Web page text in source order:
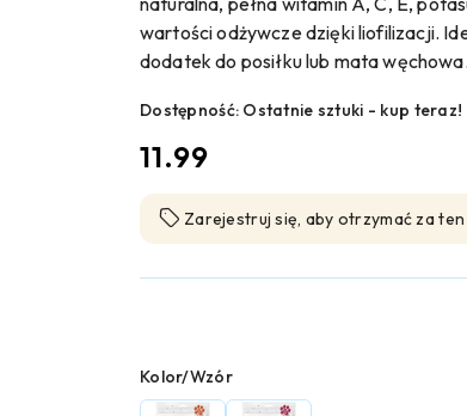
wartości odżywcze dzięki liofilizacji.
dodatek do posiłku lub mata węchowa.
Dostępność: Ostatnie sztuki - kup teraz!
cena:
11.99
Zarejestruj się, aby otrzymać za
Wariant
Kolor/Wzór